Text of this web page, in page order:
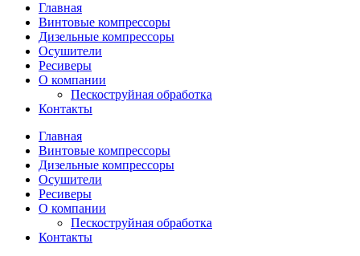
Главная
Винтовые компрессоры
Дизельные компрессоры
Осушители
Ресиверы
О компании
Пескоструйная обработка
Контакты
Главная
Винтовые компрессоры
Дизельные компрессоры
Осушители
Ресиверы
О компании
Пескоструйная обработка
Контакты